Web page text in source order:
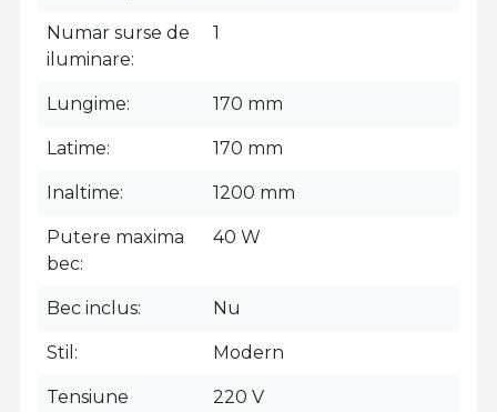
Numar surse de
iluminare
1
Lungime 170 mm
Latime 170 mm
Inaltime 1200 mm
Putere maxima
bec
40 W
Bec inclus Nu
Stil Modern
Tensiune
220 V